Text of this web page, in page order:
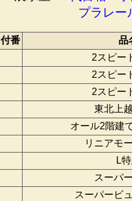
プラレー
付番
品
2スピー
2スピー
2スピー
東北上
オール2階建
リニアモ
L
スーパ
スーパービ